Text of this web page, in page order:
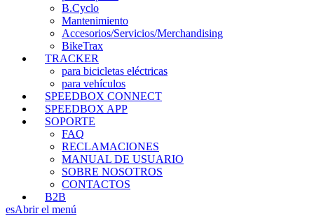
B.Cyclo
Mantenimiento
Accesorios/Servicios/Merchandising
BikeTrax
TRACKER
para bicicletas eléctricas
para vehículos
SPEEDBOX CONNECT
SPEEDBOX APP
SOPORTE
FAQ
RECLAMACIONES
MANUAL DE USUARIO
SOBRE NOSOTROS
CONTACTOS
B2B
esAbrir el menú